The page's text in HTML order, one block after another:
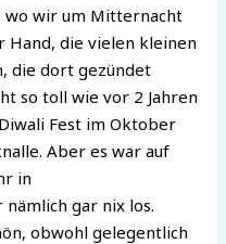
wo wir um Mitternacht
Hand, die vielen kleinen
die dort gezündet
so toll wie vor 2 Jahren
Fest im Oktober
Aber es war auf
in
gar nix los.
obwohl gelegentlich